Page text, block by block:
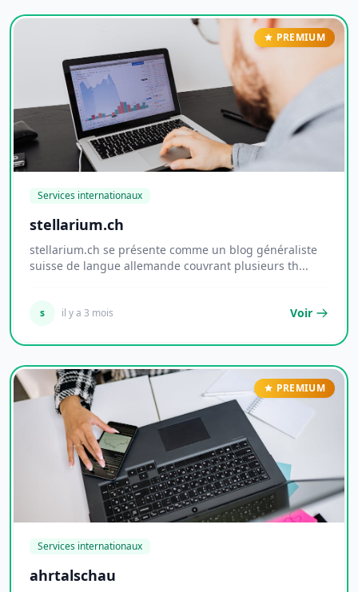
PREMIUM
Services internationaux
stellarium.ch
stellarium.ch se présente comme un blog généraliste
suisse de langue allemande couvrant plusieurs th...
s il y a 3 mois Voir
PREMIUM
Services internationaux
ahrtalschau